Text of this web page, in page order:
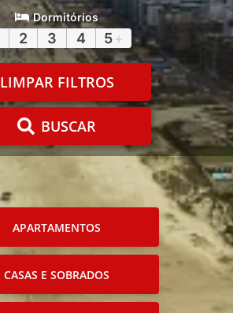
Dormitórios
2 3 4 5 +
LIMPAR FILTROS
BUSCAR
APARTAMENTOS
CASAS E SOBRADOS